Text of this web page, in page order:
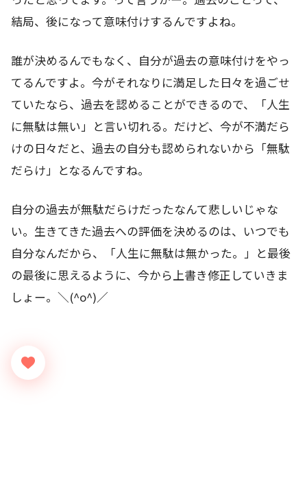
結局、後になって意味付けするんですよね。
誰が決めるんでもなく、自分が過去の意味付けをやっ
てるんですよ。今がそれなりに満足した日々を過ごせ
ていたなら、過去を認めることができるので、「人生
に無駄は無い」と言い切れる。だけど、今が不満だら
けの日々だと、過去の自分も認められないから「無駄
だらけ」となるんですね。
自分の過去が無駄だらけだったなんて悲しいじゃな
い。生きてきた過去への評価を決めるのは、いつでも
自分なんだから、「人生に無駄は無かった。」と最後
の最後に思えるように、今から上書き修正していきま
しょー。＼(^o^)／